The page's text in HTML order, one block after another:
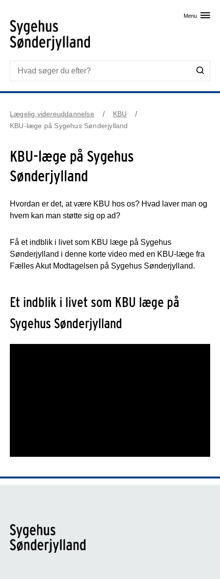
Menu
Lægelig videreuddannelse
KBU
KBU-læge på Sygehus Sønderjylland
KBU-læge på Sygehus
Sønderjylland
Hvordan er det, at være KBU hos os? Hvad laver man og
hvem kan man støtte sig op ad?
Få et indblik i livet som KBU læge på Sygehus
Sønderjylland i denne korte video med en KBU-læge fra
Fælles Akut Modtagelsen på Sygehus Sønderjylland.
Et indblik i livet som KBU læge på
Sygehus Sønderjylland